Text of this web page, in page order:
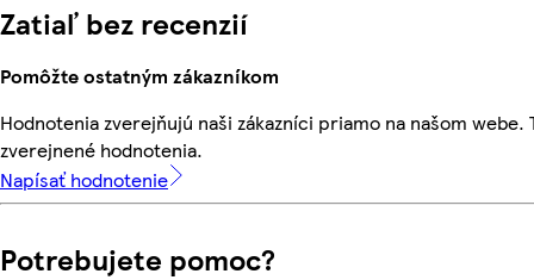
Zatiaľ bez recenzií
Pomôžte ostatným zákazníkom
Hodnotenia zverejňujú naši zákazníci priamo na našom webe.
zverejnené hodnotenia.
Napísať hodnotenie
Potrebujete pomoc?